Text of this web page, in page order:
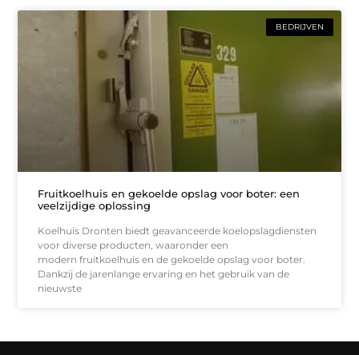
BEDRIJVEN
Fruitkoelhuis en gekoelde opslag voor boter: een
veelzijdige oplossing
Koelhuis Dronten biedt geavanceerde koelopslagdiensten
voor diverse producten, waaronder een
modern fruitkoelhuis en de gekoelde opslag voor boter.
Dankzij de jarenlange ervaring en het gebruik van de
nieuwste